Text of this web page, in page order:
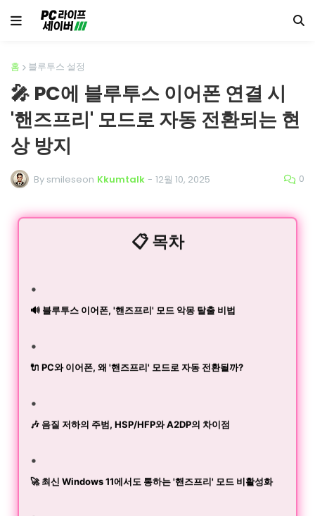
홈 블루투스 설정
🎤 PC에 블루투스 이어폰 연결 시
'핸즈프리' 모드로 자동 전환되는 현
상 방지
By smileseon Kkumtalk - 12월 10, 2025 0
📋 목차
🔊 블루투스 이어폰, '핸즈프리' 모드 악몽 탈출 비법
🔌 PC와 이어폰, 왜 '핸즈프리' 모드로 자동 전환될까?
🎶 음질 저하의 주범, HSP/HFP와 A2DP의 차이점
🚀 최신 Windows 11에서도 통하는 '핸즈프리' 모드 비활성화